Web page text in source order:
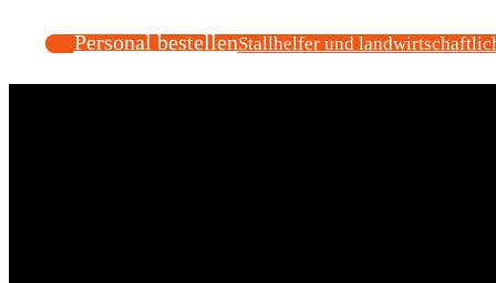
Personal bestellenStallhelfer und